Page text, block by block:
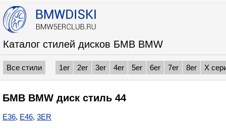
Каталог стилей дисков БМВ BMW
Все стили 1er 2er 3er 4er 5er 6er 7er 8er X
БМВ BMW диск стиль 44
E36, E46, 3ER